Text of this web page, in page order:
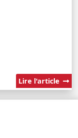
Lire l'article